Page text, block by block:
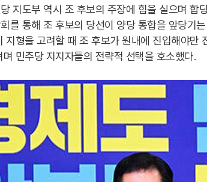
지도부 역시 조 후보의 주장에 힘을 실으며 합
를 통해 조 후보의 당선이 양당 통합을 앞당기
지형을 고려할 때 조 후보가 원내에 진입해야만
며 민주당 지지자들의 전략적 선택을 호소했다.